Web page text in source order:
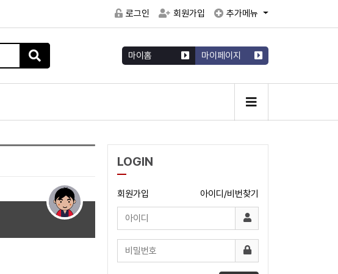
로그인 회원가입 추가메뉴
마이홈 마이페이지
LOGIN
회원가입 아이디/비번찾기